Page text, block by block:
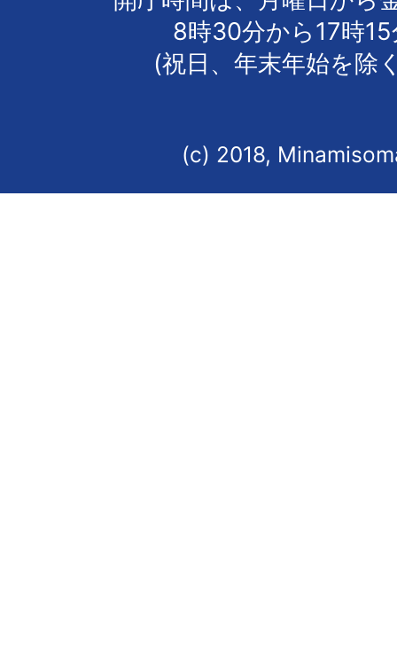
8時30分から17時
(祝日、年末年始を除
(c) 2018,